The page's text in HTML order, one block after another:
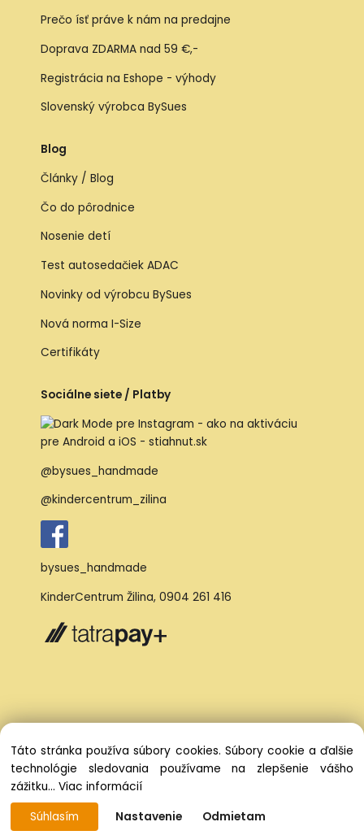
Prečo ísť práve k nám na predajne
Doprava ZDARMA nad 59 €,-
Registrácia na Eshope - výhody
Slovenský výrobca BySues
Blog
Články / Blog
Čo do pôrodnice
Nosenie detí
Test autosedačiek ADAC
Novinky od výrobcu BySues
Nová norma I-Size
Certifikáty
Sociálne siete / Platby
@bysues_handmade
@kindercentrum_zilina
bysues_handmade
KinderCentrum Žilina, 0904 261 416
Vytvorené systémom ClickEshop.sk
Táto stránka používa súbory cookies. Súbory cookie a ďalšie
technológie sledovania používame na zlepšenie vášho
zážitku... Viac informácií
Súhlasím
Nastavenie Odmietam